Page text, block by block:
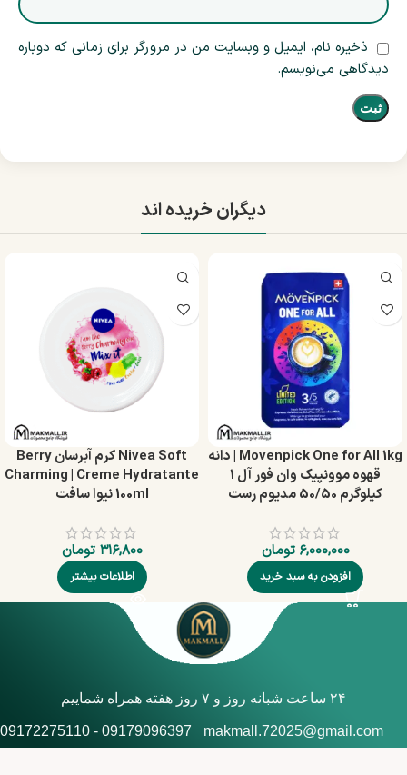
ذخیره نام، ایمیل و وبسایت من در مرورگر برای زمانی که دوباره
دیدگاهی می‌نویسم.
دیگران خریده اند
Movenpick One for All 1kg | دانه
قهوه موونپیک وان فور آل ۱
کیلوگرم 50/50 مدیوم رست
۶,۰۰۰,۰۰۰ تومان
افزودن به سبد خرید
Nivea Soft کرم آبرسان Berry
Charming | Creme Hydratante
100ml نیوا سافت
۳۱۶,۸۰۰ تومان
اطلاعات بیشتر
۲۴ ساعت شبانه روز و ۷ روز هفته همراه شماییم
makmall.72025@gmail.com
09179096397 - 09172275110